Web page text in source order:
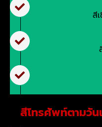
สี
สีโทรศัพท์ตามวั